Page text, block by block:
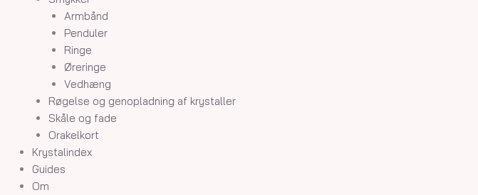
Armbånd
Penduler
Ringe
Øreringe
Vedhæng
Røgelse og genopladning af krystaller
Skåle og fade
Orakelkort
Krystalindex
Guides
Om